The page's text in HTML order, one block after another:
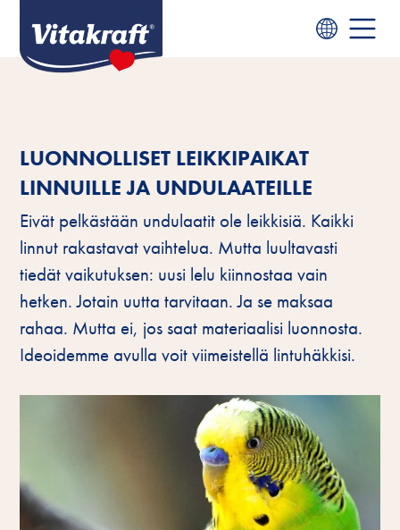
LUONNOLLISET LEIKKIPAIKAT
LINNUILLE JA UNDULAATEILLE
Eivät pelkästään undulaatit ole leikkisiä. Kaikki
linnut rakastavat vaihtelua. Mutta luultavasti
tiedät vaikutuksen: uusi lelu kiinnostaa vain
hetken. Jotain uutta tarvitaan. Ja se maksaa
rahaa. Mutta ei, jos saat materiaalisi luonnosta.
Ideoidemme avulla voit viimeistellä lintuhäkkisi.